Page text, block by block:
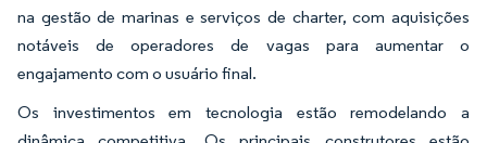
na gestão de marinas e serviços de charter, com aquisições
notáveis de operadores de vagas para aumentar o
engajamento com o usuário final.
Os investimentos em tecnologia estão remodelando a